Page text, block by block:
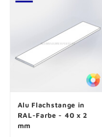
Alu Flachstange in
RAL-Farbe - 40 x 2
mm